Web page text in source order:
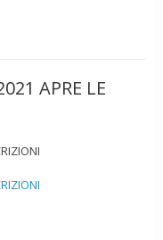
APRE LE